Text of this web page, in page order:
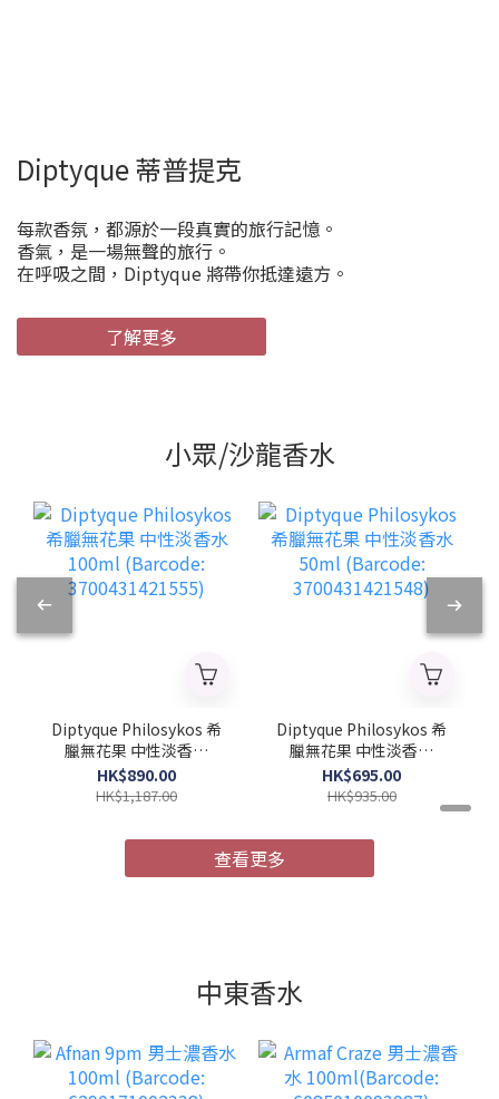
Diptyque 蒂普提克
每款香氛，都源於一段真實的旅行記憶。
香氣，是一場無聲的旅行。
在呼吸之間，Diptyque 將帶你抵達遠方。
了解更多
小眾/沙龍香水
Diptyque Philosykos 希
臘無花果 中性淡香水
100ml (Barcode:
3700431421555)
HK$890.00
HK$1,187.00
Diptyque Philosykos 希
臘無花果 中性淡香水
50ml (Barcode:
3700431421548)
HK$695.00
HK$935.00
查看更多
中東香水